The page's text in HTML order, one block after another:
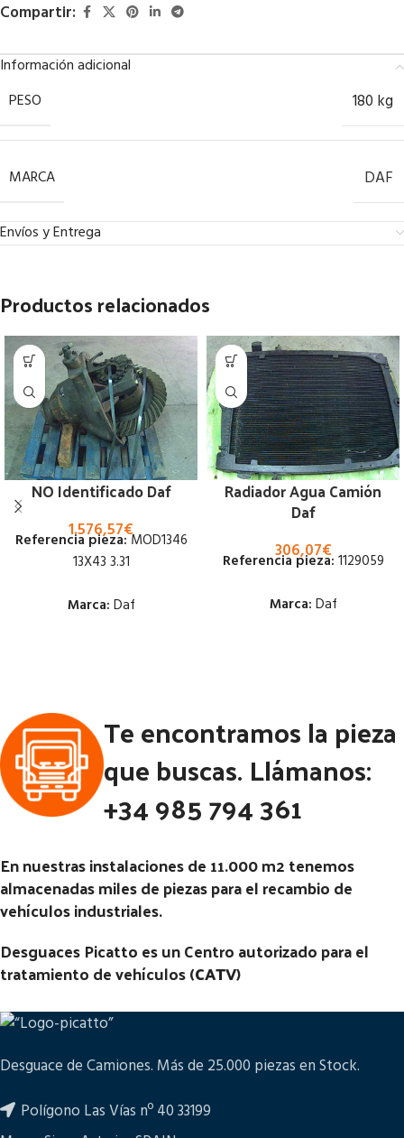
Compartir:
Información adicional
PESO
180 kg
MARCA DAF
Envíos y Entrega
Productos relacionados
NO Identificado Daf
1.576,57€
Referencia pieza:MOD1346
13X43 3.31
Marca: Daf
Notas:
[VP]DAF SERIE 95 E1
360 TR (4X2) | 01.87 - 12.95
Código Pieza:50752
Radiador Agua Camión
Daf
306,07€
Referencia pieza: 1129059
Marca: Daf
Notas:
[VP]DAF CF85 E3 320
TR (4X2) | 01.01 - 12.05
Código Pieza:50084
Te encontramos la pieza
que buscas. Llámanos:
+34 985 794 361
En nuestras instalaciones de 11.000 m2 tenemos
almacenadas miles de piezas para el recambio de
vehículos industriales.
Desguaces Picatto es un Centro autorizado para el
tratamiento de vehículos (CATV)
Desguace de Camiones. Más de 25.000 piezas en Stock.
Polígono Las Vías nº 40 33199